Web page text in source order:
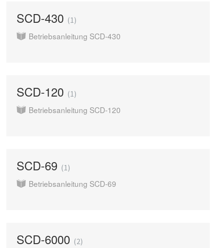
SCD-430 1
Betriebsanleitung SCD-430
SCD-120 1
Betriebsanleitung SCD-120
SCD-69 1
Betriebsanleitung SCD-69
SCD-6000 2